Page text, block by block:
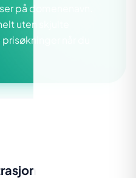
på domenenavn.
uten skjulte
når du